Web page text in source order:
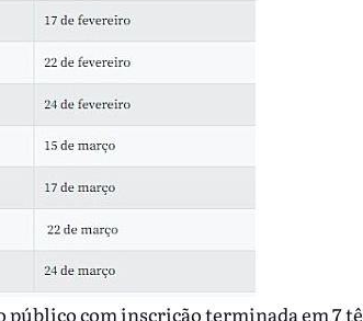
com inscrição terminada em 7